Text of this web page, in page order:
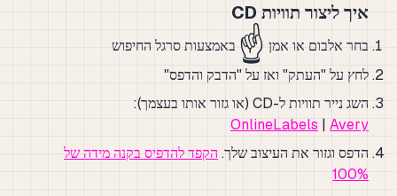
איך ליצור תוויות CD
בחר אלבום או אמן ☝️ באמצעות סרגל החיפוש
לחץ על "העתק" ואז על "הדבק והדפס"
השג נייר תוויות ל-CD (או גזור אותו בעצמך):
OnlineLabels | Avery
הדפס וגזור את העיצוב שלך. הקפד להדפיס בקנה מידה של
100%